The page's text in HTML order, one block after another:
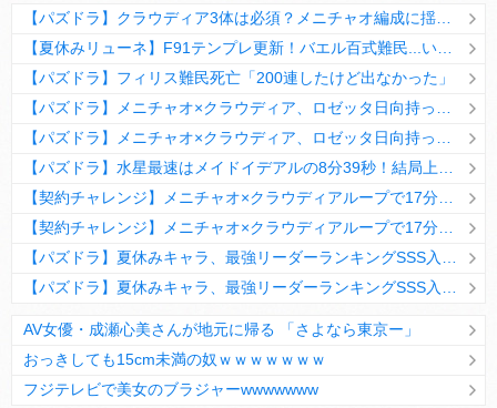
【パズドラ】フィリス難民死亡「200連したけど出なかった」
Powered by livedoor 相互RSS
AV女優・成瀬心美さんが地元に帰る 「さよなら東京ー」
おっきしても15cm未満の奴ｗｗｗｗｗｗｗ
フジテレビで美女のブラジャーwwwwwww